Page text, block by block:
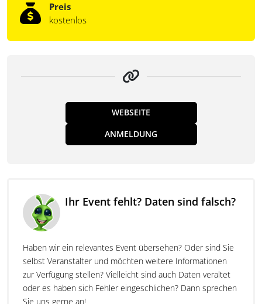
Preis
kostenlos
WEBSEITE
ANMELDUNG
Ihr Event fehlt? Daten sind falsch?
Haben wir ein relevantes Event übersehen? Oder sind Sie
selbst Veranstalter und möchten weitere Informationen
zur Verfügung stellen? Vielleicht sind auch Daten veraltet
oder es haben sich Fehler eingeschlichen? Dann sprechen
Sie uns gerne an!